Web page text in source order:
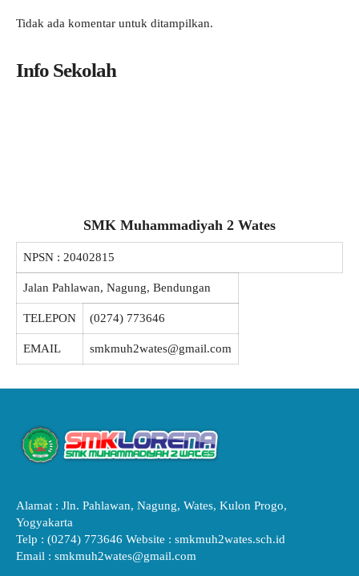
Tidak ada komentar untuk ditampilkan.
Info Sekolah
SMK Muhammadiyah 2 Wates
NPSN : 20402815
Jalan Pahlawan, Nagung, Bendungan
TELEPON (0274) 773646
EMAIL smkmuh2wates@gmail.com
Alamat : Jln. Pahlawan, Nagung, Wates, Kulon Progo,
Yogyakarta
Telp : (0274) 773646 Website : smkmuh2wates.sch.id
Email : smkmuh2wates@gmail.com